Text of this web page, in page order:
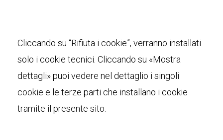
Cliccando su “Rifiuta i cookie”, verranno installati
solo i cookie tecnici. Cliccando su «Mostra
dettagli» puoi vedere nel dettaglio i singoli
cookie e le terze parti che installano i cookie
tramite il presente sito.